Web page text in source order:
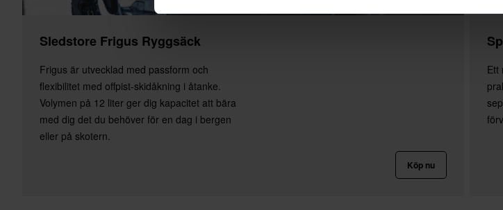
Sledstore Frigus Ryggsäck
Frigus är utvecklad med passform och
flexibilitet med offpist-skidåkning i åtanke.
Volymen på 12 liter ger dig kapacitet att bära
med dig det du behöver för en dag i bergen
eller på skotern.
Köp nu
Ett